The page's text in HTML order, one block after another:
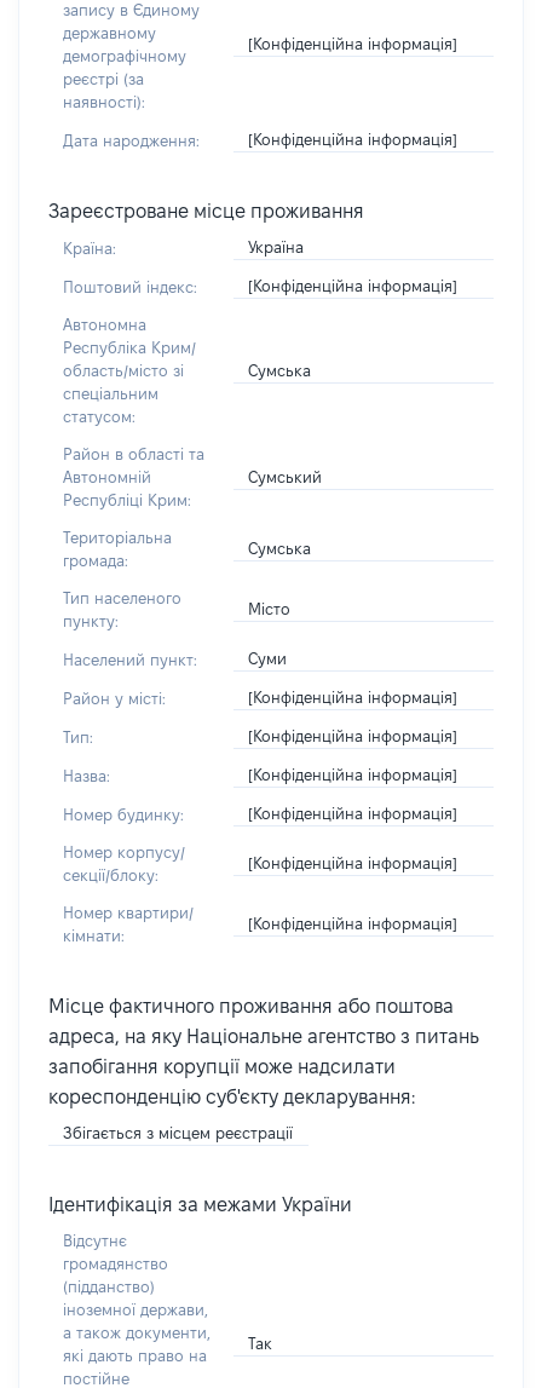
запису в Єдиному
державному
демографічному
реєстрі (за
наявності):
[Конфіденційна інформація]
Дата народження: [Конфіденційна інформація]
Зареєстроване місце проживання
Країна: Україна
Поштовий індекс: [Конфіденційна інформація]
Автономна
Республіка Крим/
область/місто зі
спеціальним
статусом:
Сумська
Район в області та
Автономній
Республіці Крим:
Сумський
Територіальна
громада:
Сумська
Тип населеного
пункту:
Місто
Населений пункт: Суми
Район у місті: [Конфіденційна інформація]
Тип: [Конфіденційна інформація]
Назва: [Конфіденційна інформація]
Номер будинку: [Конфіденційна інформація]
Номер корпусу/
секції/блоку:
[Конфіденційна інформація]
Номер квартири/
кімнати:
[Конфіденційна інформація]
Місце фактичного проживання або поштова
адреса, на яку Національне агентство з питань
запобігання корупції може надсилати
кореспонденцію суб'єкту декларування:
Збігається з місцем реєстрації
Ідентифікація за межами України
Відсутнє
громадянство
(підданство)
іноземної держави,
а також документи,
які дають право на
постійне
Так